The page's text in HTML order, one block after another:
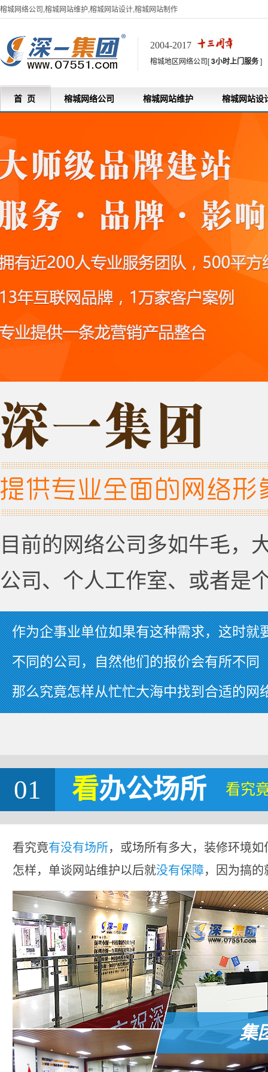
榕城网络公司,榕城网站维护,榕城网站设计,榕城网站制作
2004-2017
榕城地区网络公司[3小时上门服务]
首 页 榕城网络公司 榕城网站维护 榕城网站设
目前的网络公司多如牛毛，
公司、个人工作室、或者是
作为企事业单位如果有这种需求，这时就
不同的公司，自然他们的报价会有所不同
那么究竟怎样从忙忙大海中找到合适的网
01 看办公场所 看究
看究竟有没有场所，或场所有多大，装修环境
怎样，单谈网站维护以后就没有保障，因为搞
集